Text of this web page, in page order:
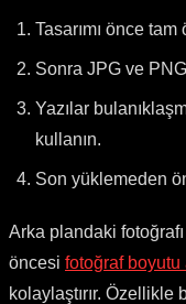
Tasarımı önce tam
Sonra JPG ve PNG
Yazılar
kullanın.
Son yüklemeden
Arka plandaki
öncesi fotoğraf boyutu
kolaylaştırır.